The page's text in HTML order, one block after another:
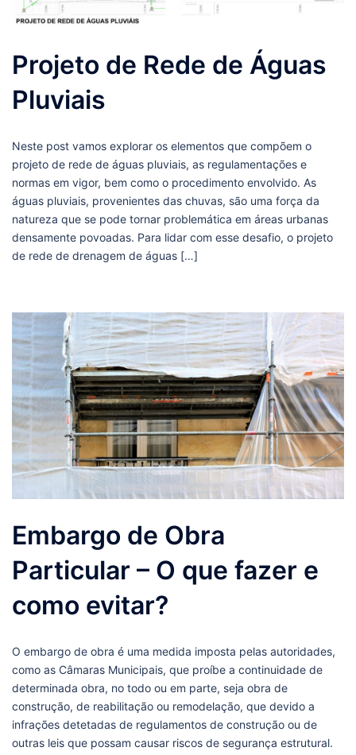
Projeto de Rede de Águas
Pluviais
Neste post vamos explorar os elementos que compõem o
projeto de rede de águas pluviais, as regulamentações e
normas em vigor, bem como o procedimento envolvido. As
águas pluviais, provenientes das chuvas, são uma força da
natureza que se pode tornar problemática em áreas urbanas
densamente povoadas. Para lidar com esse desafio, o projeto
de rede de drenagem de águas […]
Embargo de Obra
Particular – O que fazer e
como evitar?
O embargo de obra é uma medida imposta pelas autoridades,
como as Câmaras Municipais, que proíbe a continuidade de
determinada obra, no todo ou em parte, seja obra de
construção, de reabilitação ou remodelação, que devido a
infrações detetadas de regulamentos de construção ou de
outras leis que possam causar riscos de segurança estrutural.